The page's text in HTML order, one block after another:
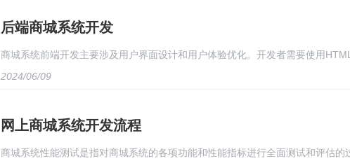
后端商城系统开发
商城系统前端开发主要涉及用户界面设计和用户体验优化。开发者需要使用
美观且易于使用的用户界面，包括产品展示、购物车管理、订单处理等功能。同
2024/06/09
网上商城系统开发流程
商城系统性能测试是指对商城系统的各项功能和性能指标进行全面测试和评估的